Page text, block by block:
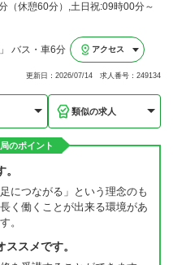
（休憩60分）,土日祝:09時00分～
バス・車6分 アクセス
更新日：2026/07/14 求人番号：249134
類似の求人
のポイント
につながる」という理念のも
く働くことが出来る環境があ
。
スメです。